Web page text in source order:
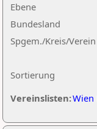
Ebene
Sortierung
Bundesland
Spgem./Kreis/Verein
Vereinslisten:Wien